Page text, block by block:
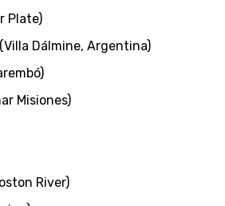
Plate)
Dálmine, Argentina)
Misiones)
River)